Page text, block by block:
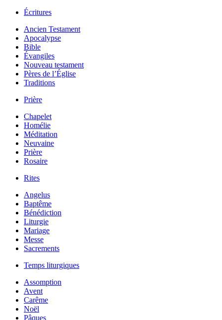
Écritures
Ancien Testament
Apocalypse
Bible
Évangiles
Nouveau testament
Pères de l’Église
Traditions
Prière
Chapelet
Homélie
Méditation
Neuvaine
Prière
Rosaire
Rites
Angelus
Baptême
Bénédiction
Liturgie
Mariage
Messe
Sacrements
Temps liturgiques
Assomption
Avent
Carême
Noël
Pâques